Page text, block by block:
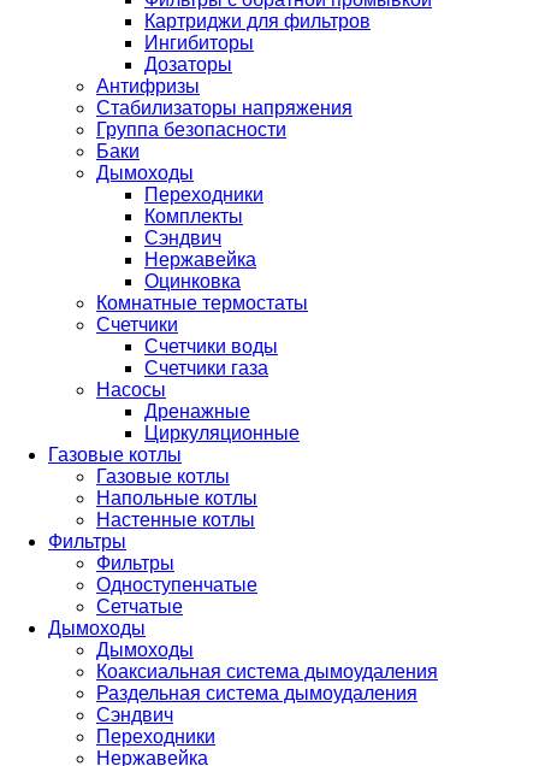
Картриджи для фильтров
Ингибиторы
Дозаторы
Антифризы
Стабилизаторы напряжения
Группа безопасности
Баки
Дымоходы
Переходники
Комплекты
Сэндвич
Нержавейка
Оцинковка
Комнатные термостаты
Счетчики
Счетчики воды
Счетчики газа
Насосы
Дренажные
Циркуляционные
Газовые котлы
Газовые котлы
Напольные котлы
Настенные котлы
Фильтры
Фильтры
Одноступенчатые
Сетчатые
Дымоходы
Дымоходы
Коаксиальная система дымоудаления
Раздельная система дымоудаления
Сэндвич
Переходники
Нержавейка